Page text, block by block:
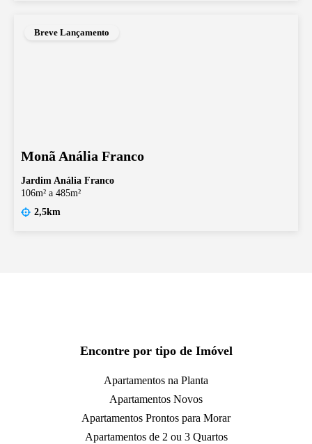
Breve Lançamento
Monã Anália Franco
Jardim Anália Franco
106m² a 485m²
2,5km
Encontre por tipo de Imóvel
Apartamentos na Planta
Apartamentos Novos
Apartamentos Prontos para Morar
Apartamentos de 2 ou 3 Quartos